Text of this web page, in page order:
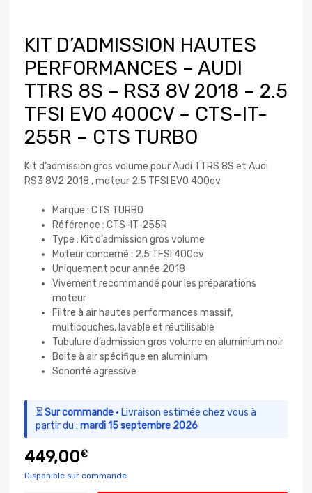
KIT D’ADMISSION HAUTES
PERFORMANCES – AUDI
TTRS 8S – RS3 8V 2018 – 2.5
TFSI EVO 400CV – CTS-IT-
255R – CTS TURBO
Kit d’admission gros volume pour Audi TTRS 8S et Audi
RS3 8V2 2018 , moteur 2.5 TFSI EVO 400cv.
Marque : CTS TURBO
Référence : CTS-IT-255R
Type : Kit d’admission gros volume
Moteur concerné : 2.5 TFSI 400cv
Uniquement pour année 2018
Vivement recommandé pour les préparations
moteur
Filtre à air hautes performances massif,
multicouches, lavable et réutilisable
Tubulure d’admission gros volume en aluminium noir
Boite à air spécifique en aluminium
Sonorité agressive
⏳Sur commande · Livraison estimée chez vous à
partir du : mardi 15 septembre 2026
449,00€
Disponible sur commande